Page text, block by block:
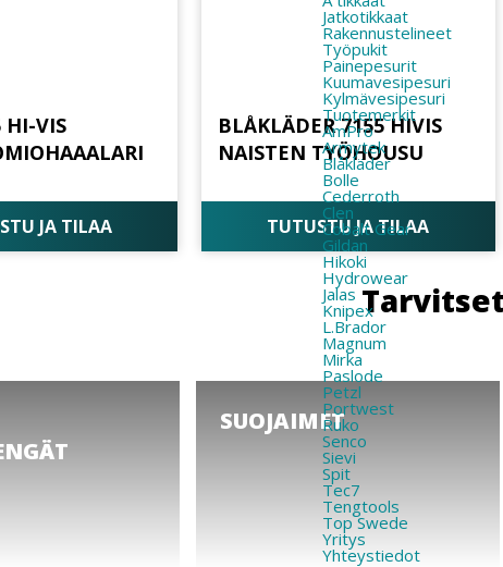
Jatkotikkaat
Rakennustelineet
Työpukit
Painepesurit
Kuumavesipesuri
Kylmävesipesuri
Tuotemerkit
AmPro
Armytek
Blåkläder
Bolle
Cederroth
Clen
Cobalt Gear
Gildan
Hikoki
Hydrowear
Jalas
Knipex
L.Brador
Magnum
Mirka
Paslode
Petzl
Portwest
Ruko
Senco
Sievi
Spit
Tec7
Tengtools
Top Swede
Yritys
Yhteystiedot
HI-VIS
JA TILAA
BLÅKLÄDER 7155 HIVIS
NAISTEN TYÖHOUSU
TUTUSTU JA TILAA
SUOJAIMET